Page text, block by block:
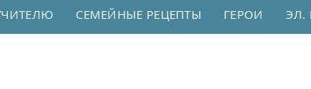
СЕМЕЙНЫЕ РЕЦЕПТЫ ГЕРОИ ЭЛ.